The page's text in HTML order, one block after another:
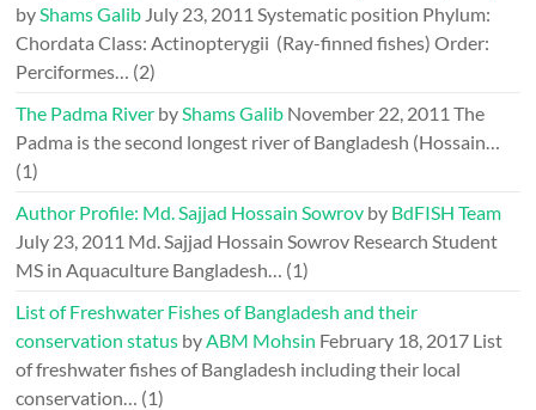
byShams Galib July 23, 2011 Systematic position Phylum:
Chordata Class: Actinopterygii (Ray-finned fishes) Order:
Perciformes… (2)
The Padma River byShams Galib November 22, 2011 The
Padma is the second longest river of Bangladesh (Hossain…
(1)
Author Profile: Md. Sajjad Hossain Sowrov by BdFISH Team
July 23, 2011 Md. Sajjad Hossain Sowrov Research Student
MS in Aquaculture Bangladesh… (1)
List of Freshwater Fishes of Bangladesh and their
conservation status byABM Mohsin February 18, 2017 List
of freshwater fishes of Bangladesh including their local
conservation… (1)